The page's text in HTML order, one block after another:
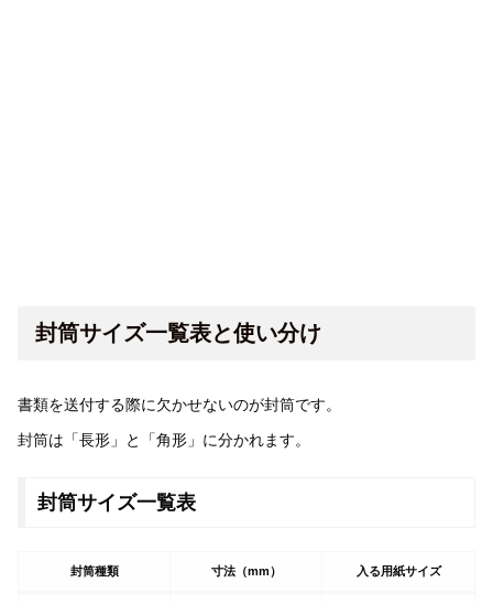
封筒サイズ一覧表と使い分け
書類を送付する際に欠かせないのが封筒です。
封筒は「長形」と「角形」に分かれます。
封筒サイズ一覧表
封筒種類 寸法（mm） 入る用紙サイズ